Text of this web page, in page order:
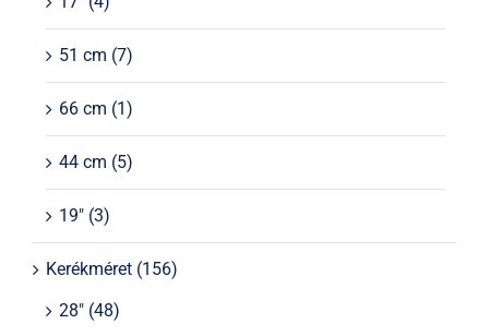
51 cm (7)
66 cm (1)
44 cm (5)
19" (3)
Kerékméret (156)
28" (48)